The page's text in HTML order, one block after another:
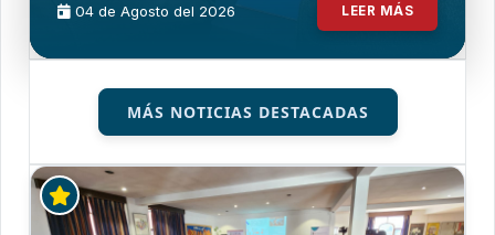
04 de Agosto del 2026 LEER MÁS
MÁS NOTICIAS DESTACADAS